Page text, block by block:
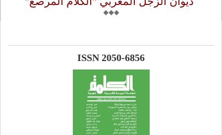
ISSN 2050-6856